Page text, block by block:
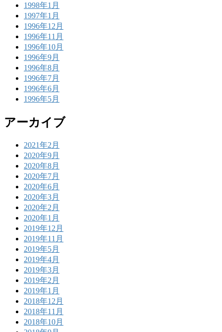
1998年1月
1997年1月
1996年12月
1996年11月
1996年10月
1996年9月
1996年8月
1996年7月
1996年6月
1996年5月
アーカイブ
2021年2月
2020年9月
2020年8月
2020年7月
2020年6月
2020年3月
2020年2月
2020年1月
2019年12月
2019年11月
2019年5月
2019年4月
2019年3月
2019年2月
2019年1月
2018年12月
2018年11月
2018年10月